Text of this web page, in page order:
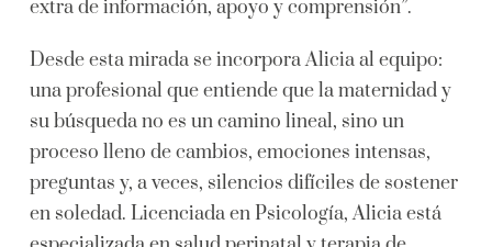
extra de información, apoyo y comprensión”.
Desde esta mirada se incorpora Alicia al equipo:
una profesional que entiende que la maternidad y
su búsqueda no es un camino lineal, sino un
proceso lleno de cambios, emociones intensas,
preguntas y, a veces, silencios difíciles de sostener
en soledad. Licenciada en Psicología, Alicia está